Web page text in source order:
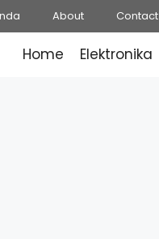
About Contact
Home Elektronika